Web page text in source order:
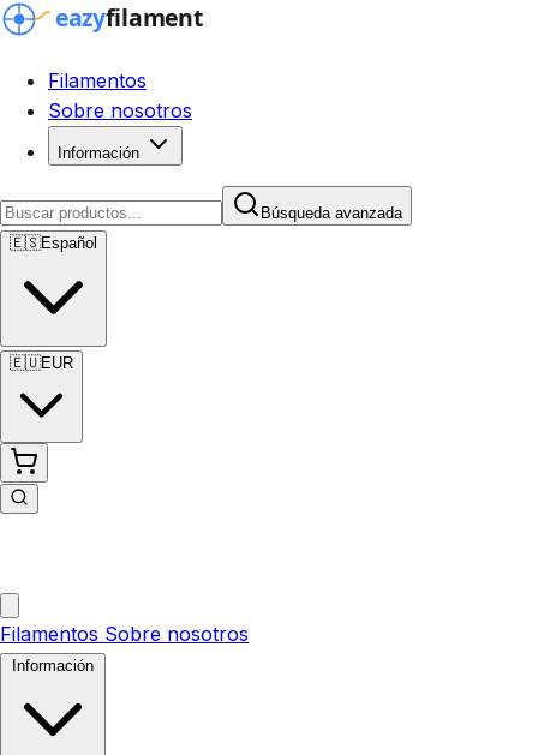
Filamentos
Sobre nosotros
Información
Búsqueda avanzada
🇪🇸Español
🇪🇺EUR
Filamentos Sobre nosotros